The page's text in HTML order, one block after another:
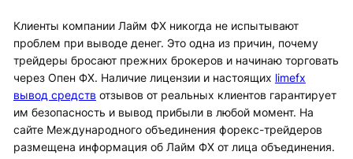
Клиенты компании Лайм ФХ никогда не испытывают
проблем при выводе денег. Это одна из причин, почему
трейдеры бросают прежних брокеров и начинаю торговать
через Опен ФХ. Наличие лицензии и настоящих limefx
вывод средств отзывов от реальных клиентов гарантирует
им безопасность и вывод прибыли в любой момент. На
сайте Международного объединения форекс-трейдеров
размещена информация об Лайм ФХ от лица объединения.